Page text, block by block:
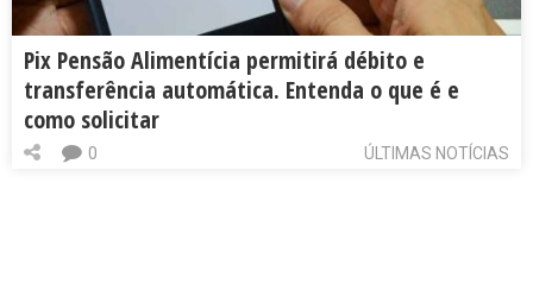
Pix Pensão Alimentícia permitirá débito e
transferência automática. Entenda o que é e
como solicitar
ÚLTIMAS NOTÍCIAS
0